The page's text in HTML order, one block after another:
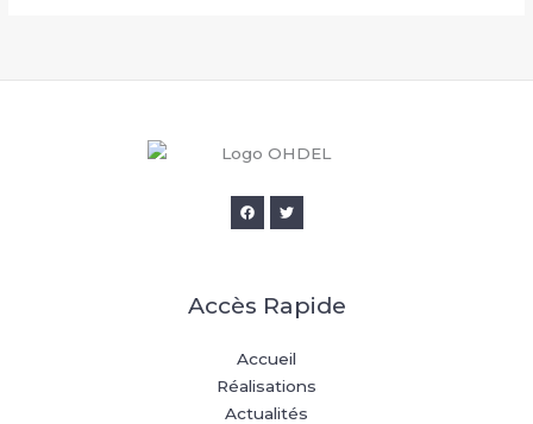
Accès Rapide
Accueil
Réalisations
Actualités